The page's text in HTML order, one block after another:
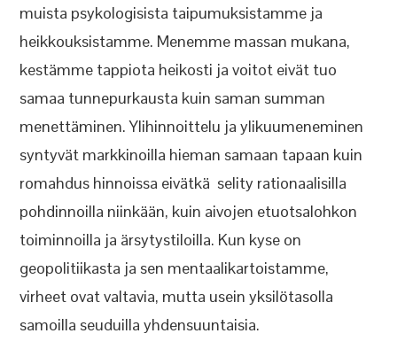
muista psykologisista taipumuksistamme ja
heikkouksistamme. Menemme massan mukana,
kestämme tappiota heikosti ja voitot eivät tuo
samaa tunnepurkausta kuin saman summan
menettäminen. Ylihinnoittelu ja ylikuumeneminen
syntyvät markkinoilla hieman samaan tapaan kuin
romahdus hinnoissa eivätkä selity rationaalisilla
pohdinnoilla niinkään, kuin aivojen etuotsalohkon
toiminnoilla ja ärsytystiloilla. Kun kyse on
geopolitiikasta ja sen mentaalikartoistamme,
virheet ovat valtavia, mutta usein yksilötasolla
samoilla seuduilla yhdensuuntaisia.